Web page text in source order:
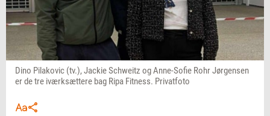
Dino Pilakovic (tv.), Jackie Schweitz og Anne-Sofie Rohr Jørgensen
er de tre iværksættere bag Ripa Fitness. Privatfoto